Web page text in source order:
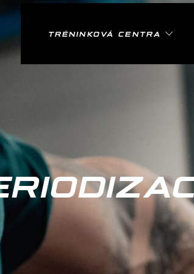
TRÉNINKOVÁ CENTRA